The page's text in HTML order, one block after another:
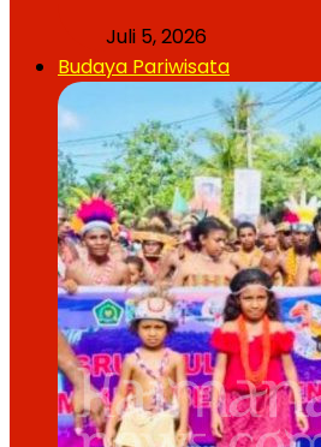
Juli 5, 2026
Budaya Pariwisata